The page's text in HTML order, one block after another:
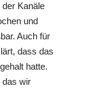
Kanäle
und
Auch für
dass das
hatte.
das wir